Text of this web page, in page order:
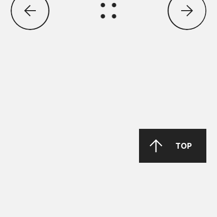
MAN 283 Li-P 00/000
GREASE MORENIA XP 00 EP
TOP